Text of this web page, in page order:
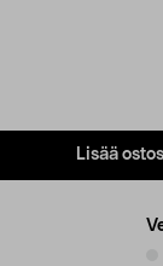
Lisää